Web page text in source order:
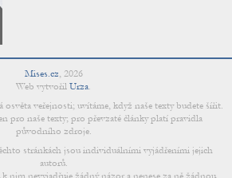
Mises.cz, 2026
Web vytvořil Urza.
osvěta veřejnosti; uvítáme, když naše texty budete šířit.
pro naše texty; pro převzaté články platí pravidla
původního zdroje.
stránkách jsou individuálními vyjádřeními jejich
autorů.
nim nevyjadřuje žádný názor a nenese za ně žádnou